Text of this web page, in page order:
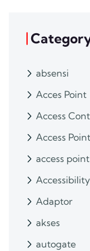
absensi
Acces Point
Access
Access Point
access point
Accessibility
Adaptor
akses
autogate